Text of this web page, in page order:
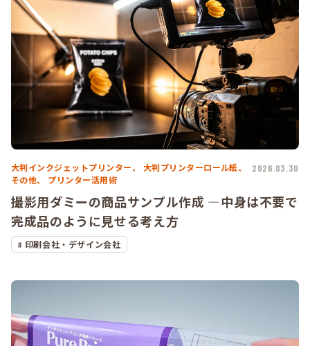
大判インクジェットプリンター、
大判プリンターロール紙、
その他、
プリンター活用術
2026.03.30
撮影用ダミーの商品サンプル作成 ―中身は不要で
完成品のように見せる考え方
印刷会社・デザイン会社